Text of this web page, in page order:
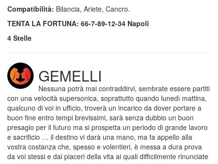
Compatibilità: Bilancia, Ariete, Cancro.
TENTA LA FORTUNA: 66-7-89-12-34 Napoli
4 Stelle
GEMELLI
Nessuna potrà mai contraddirvi, sembrate essere partiti
con una velocità supersonica, soprattutto quando lunedì mattina,
qualcuno di voi in ufficio, troverà un incarico da dover portare a
buon fine entro tempi brevissimi, sarà senza dubbio un buon
presagio per il futuro ma si prospetta un periodo di grande lavoro
e sacrificio … il destino vi darà una mano, ma fa appello alla
vostra costanza che, spesso e volentieri, è messa a dura prova
da voi stessi e dai piaceri della vita ai quali difficilmente rinunciate